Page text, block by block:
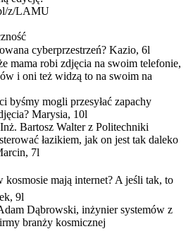
z/LAMU
cyberprzestrzeń? Kazio, 6l
mama robi zdjęcia na swoim telefonie,
i oni też widzą to na swoim na
byśmy mogli przesyłać zapachy
Marysia, 10l
Bartosz Walter z Politechniki
łazikiem, jak on jest tak daleko
7l
mają internet? A jeśli tak, to
9l
Dąbrowski, inżynier systemów z
branży kosmicznej